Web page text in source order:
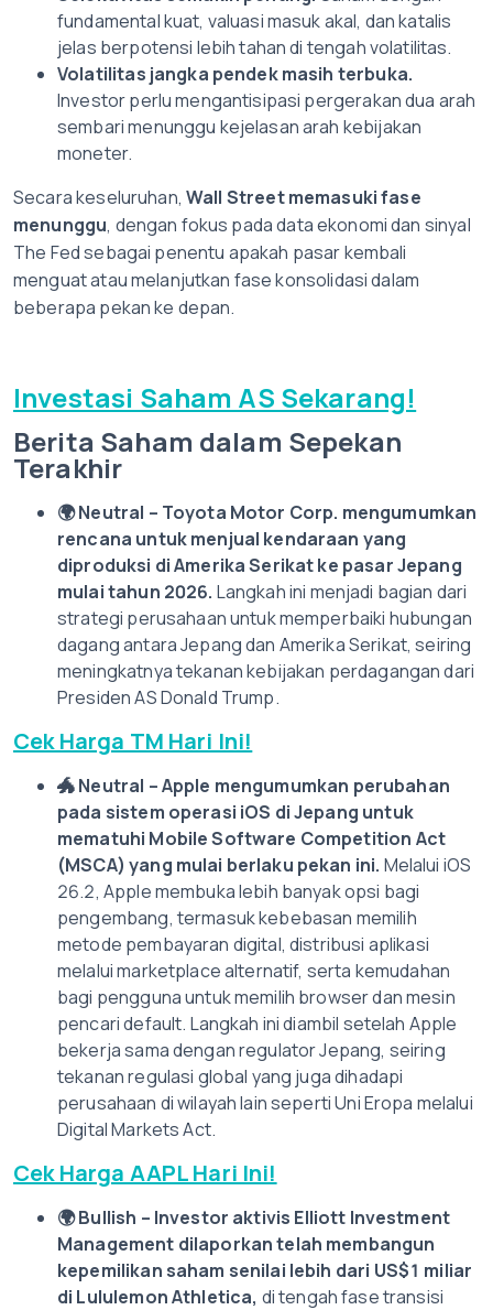
fundamental kuat, valuasi masuk akal, dan katalis
jelas berpotensi lebih tahan di tengah volatilitas.
Volatilitas jangka pendek masih terbuka.
Investor perlu mengantisipasi pergerakan dua arah
sembari menunggu kejelasan arah kebijakan
moneter.
Secara keseluruhan, Wall Street memasuki fase
menunggu, dengan fokus pada data ekonomi dan sinyal
The Fed sebagai penentu apakah pasar kembali
menguat atau melanjutkan fase konsolidasi dalam
beberapa pekan ke depan.
Investasi Saham AS Sekarang!
Berita Saham dalam Sepekan
Terakhir
🌍Neutral – Toyota Motor Corp. mengumumkan
rencana untuk menjual kendaraan yang
diproduksi di Amerika Serikat ke pasar Jepang
mulai tahun 2026. Langkah ini menjadi bagian dari
strategi perusahaan untuk memperbaiki hubungan
dagang antara Jepang dan Amerika Serikat, seiring
meningkatnya tekanan kebijakan perdagangan dari
Presiden AS Donald Trump.
Cek Harga TM Hari Ini!
🐲Neutral – Apple mengumumkan perubahan
pada sistem operasi iOS di Jepang untuk
mematuhi Mobile Software Competition Act
(MSCA) yang mulai berlaku pekan ini. Melalui iOS
26.2, Apple membuka lebih banyak opsi bagi
pengembang, termasuk kebebasan memilih
metode pembayaran digital, distribusi aplikasi
melalui marketplace alternatif, serta kemudahan
bagi pengguna untuk memilih browser dan mesin
pencari default. Langkah ini diambil setelah Apple
bekerja sama dengan regulator Jepang, seiring
tekanan regulasi global yang juga dihadapi
perusahaan di wilayah lain seperti Uni Eropa melalui
Digital Markets Act.
Cek Harga AAPL Hari Ini!
🌍Bullish – Investor aktivis Elliott Investment
Management dilaporkan telah membangun
kepemilikan saham senilai lebih dari US$1 miliar
di Lululemon Athletica, di tengah fase transisi